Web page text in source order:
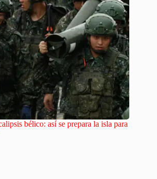
bélico: así se prepara la isla para